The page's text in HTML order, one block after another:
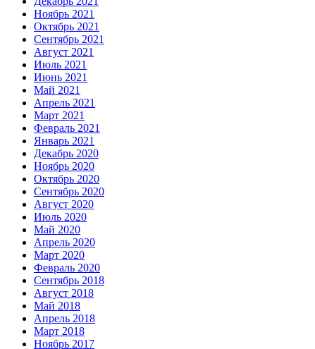
Ноябрь 2021
Октябрь 2021
Сентябрь 2021
Август 2021
Июль 2021
Июнь 2021
Май 2021
Апрель 2021
Март 2021
Февраль 2021
Январь 2021
Декабрь 2020
Ноябрь 2020
Октябрь 2020
Сентябрь 2020
Август 2020
Июль 2020
Май 2020
Апрель 2020
Март 2020
Февраль 2020
Сентябрь 2018
Август 2018
Май 2018
Апрель 2018
Март 2018
Ноябрь 2017